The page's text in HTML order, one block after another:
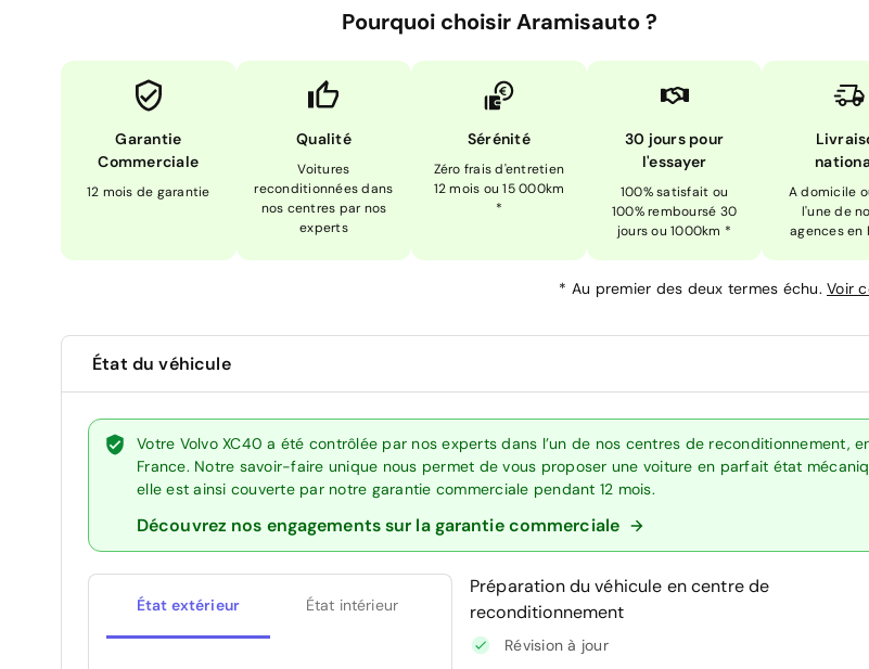
Pourquoi choisir Aramisauto ?
Garantie
Commerciale
12 mois de garantie
Qualité
Voitures
reconditionnées dans
nos centres par nos
experts
Sérénité
Zéro frais d'entretien
12 mois ou 15 000km
*
30 jours pour
l'essayer
100% satisfait ou
100% remboursé 30
jours ou 1000km *
A domicile
l'une de
agences en
* Au premier des deux termes échu. Voir
État du véhicule
Votre Volvo XC40 a été contrôlée par nos experts dans l’un de nos centres de reconditionnement,
France. Notre savoir-faire unique nous permet de vous proposer une voiture en parfait état
elle est ainsi couverte par notre garantie commerciale pendant 12 mois.
Découvrez nos engagements sur la garantie commerciale
État extérieur État intérieur
Préparation du véhicule en centre de
reconditionnement
Révision à jour